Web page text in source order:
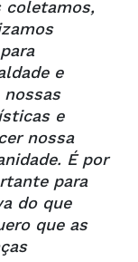
coletamos,
e
e
nossa
É por
para
do que
que as